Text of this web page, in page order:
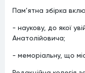
Пам’ятна збірка
- наукову, до якої
Анатолійовича;
- меморіальну, що